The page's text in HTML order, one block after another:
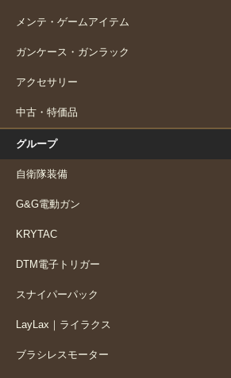
メンテ・ゲームアイテム
ガンケース・ガンラック
アクセサリー
中古・特価品
グループ
自衛隊装備
G&G電動ガン
KRYTAC
DTM電子トリガー
スナイパーパック
LayLax｜ライラクス
ブラシレスモーター